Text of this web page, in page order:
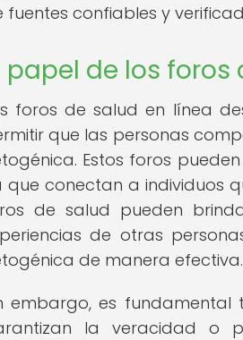
fuentes confiables y
papel de los
foros de salud en línea
que las personas
Estos foros
que conectan a individuos
de salud pueden
de otras
de manera efectiva.
embargo, es
la veracidad o